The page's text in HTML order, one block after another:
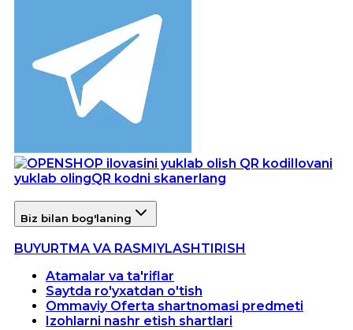
Ilovani
yuklab olingQR kodni skanerlang
Biz bilan bog'laning
BUYURTMA VA RASMIYLASHTIRISH
Atamalar va ta'riflar
Saytda ro'yxatdan o'tish
Ommaviy Oferta shartnomasi predmeti
Izohlarni nashr etish shartlari